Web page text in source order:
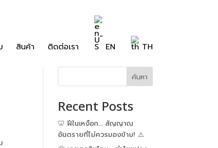
สินค้า ติดต่อเรา EN TH
ค้นหา
Recent Posts
🦷 ฝีในเหงือก… สัญญาณ
อันตรายที่ไม่ควรมองข้าม! ⚠️